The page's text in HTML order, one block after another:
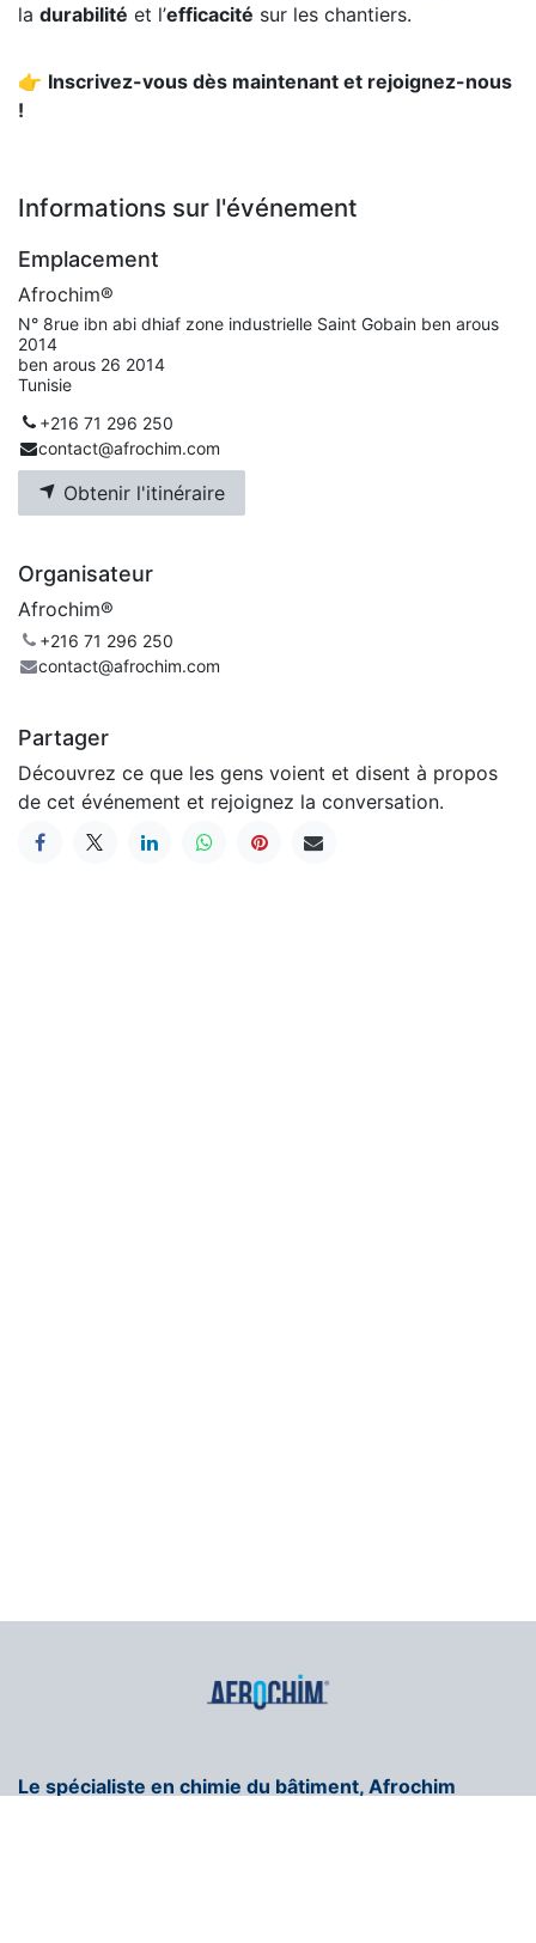
la durabilité et l’efficacité sur les chantiers.
👉 Inscrivez-vous dès maintenant et rejoignez-nous
!
Informations sur l'événement
Emplacement
Afrochim®
N° 8rue ibn abi dhiaf zone industrielle Saint Gobain ben arous
2014
ben arous 26 2014
Tunisie
+216 71 296 250
contact@afrochim.com
Obtenir l'itinéraire
Organisateur
Afrochim®
+216 71 296 250
contact@afrochim.com
Partager
Découvrez ce que les gens voient et disent à propos
de cet événement et rejoignez la conversation.
Le spécialiste en chimie du bâtiment, Afrochim